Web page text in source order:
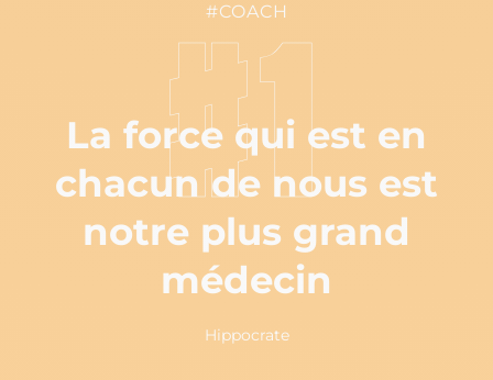
#COACH
#1
La force qui est en
chacun de nous est
notre plus grand
médecin
Hippocrate